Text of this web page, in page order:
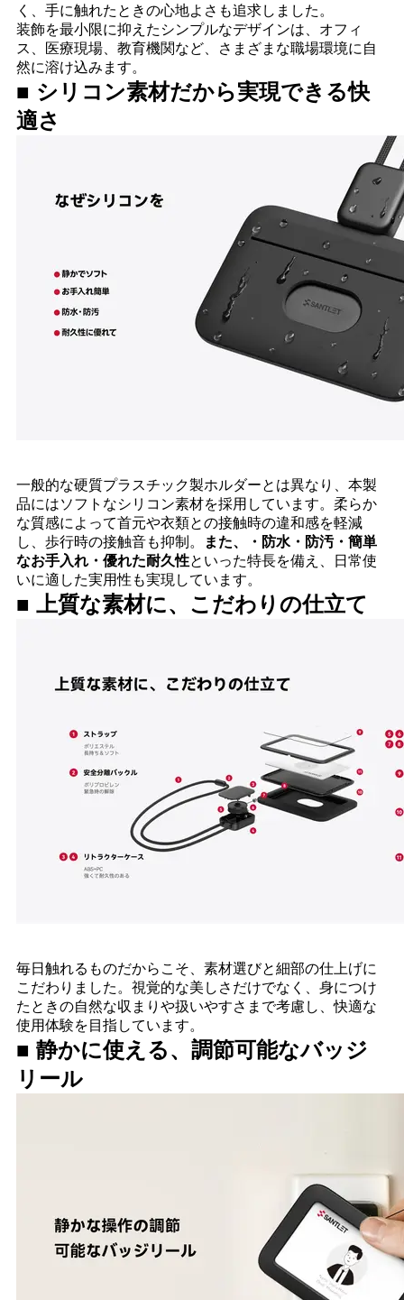
く、手に触れたときの心地よさも追求しました。
装飾を最小限に抑えたシンプルなデザインは、オフィ
ス、医療現場、教育機関など、さまざまな職場環境に自
然に溶け込みます。
■ シリコン素材だから実現できる快
適さ
一般的な硬質プラスチック製ホルダーとは異なり、本製
品にはソフトなシリコン素材を採用しています。柔らか
な質感によって首元や衣類との接触時の違和感を軽減
し、歩行時の接触音も抑制。
また、・防水・防汚・簡単
なお手入れ・優れた耐久性といった特長を備え、日常使
いに適した実用性も実現しています。
■ 上質な素材に、こだわりの仕立て
毎日触れるものだからこそ、素材選びと細部の仕上げに
こだわりました。視覚的な美しさだけでなく、身につけ
たときの自然な収まりや扱いやすさまで考慮し、快適な
使用体験を目指しています。
■ 静かに使える、調節可能なバッジ
リール